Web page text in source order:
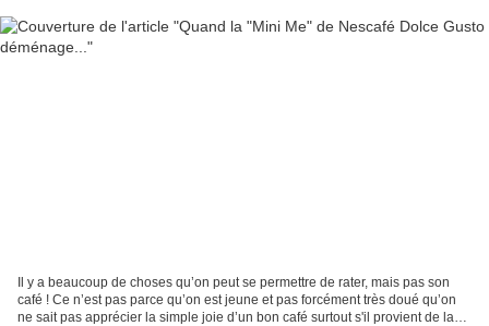
Il y a beaucoup de choses qu’on peut se permettre de rater, mais pas son
café ! Ce n’est pas parce qu’on est jeune et pas forcément très doué qu’on
ne sait pas apprécier la simple joie d’un bon café surtout s'il provient de la